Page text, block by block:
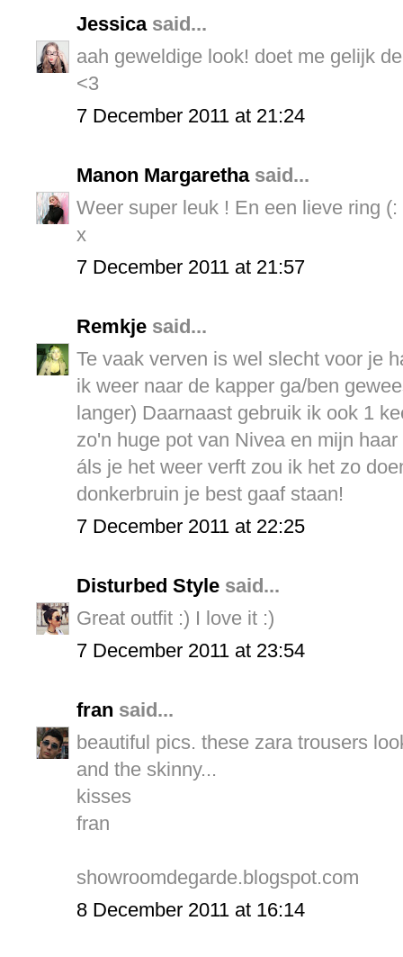
Jessicasaid...
aah geweldige look! doet me gelijk
<3
7 December 2011 at 21:24
Manon Margarethasaid...
Weer super leuk ! En een lieve ring (:
x
7 December 2011 at 21:57
Remkje said...
Te vaak verven is wel slecht voor je
ik weer naar de kapper ga/ben
langer) Daarnaast gebruik ik ook 1
zo'n huge pot van Nivea en mijn
áls je het weer verft zou ik het zo
donkerbruin je best gaaf staan!
7 December 2011 at 22:25
Disturbed Style said...
Great outfit :) I love it :)
7 December 2011 at 23:54
fran said...
beautiful pics. these zara trousers
and the skinny...
kisses
fran
showroomdegarde.blogspot.com
8 December 2011 at 16:14